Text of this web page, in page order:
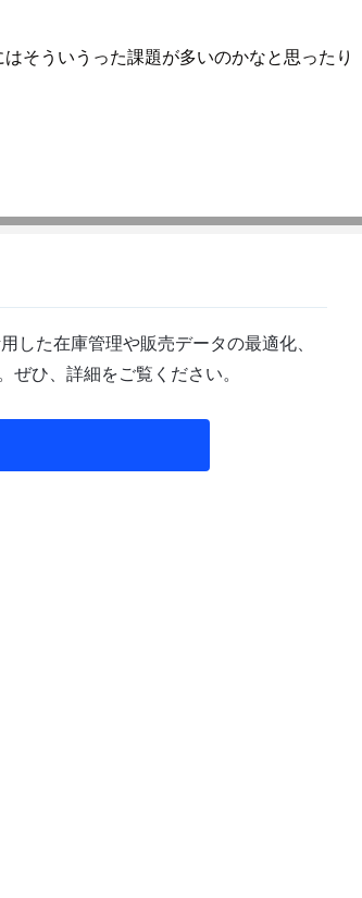
そういうった課題が多いのかなと思ったり
た在庫管理や販売データの最適化、
ひ、詳細をご覧ください。